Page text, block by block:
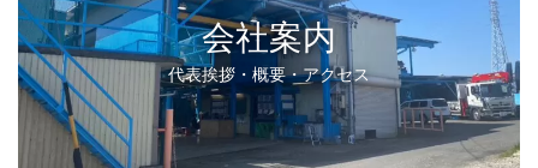
会社案内
代表挨拶・概要・アクセス